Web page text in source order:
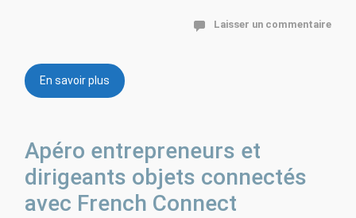
Laisser un commentaire
En savoir plus
Apéro entrepreneurs et
dirigeants objets connectés
avec French Connect